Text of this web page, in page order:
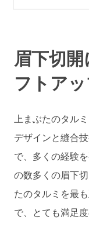
眉下切
フトア
上まぶたのタル
デザインと縫合
で、多くの経験
の数多くの眉下
たのタルミを最
で、とても満足